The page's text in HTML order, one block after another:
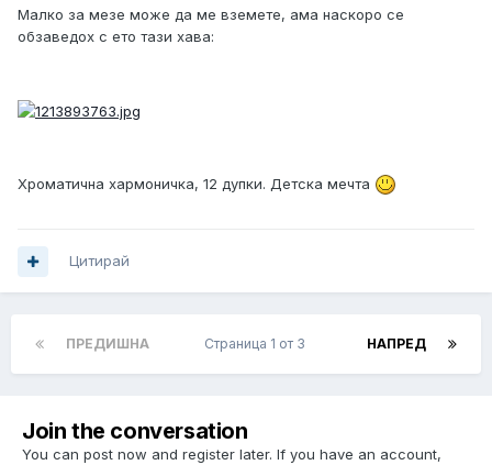
Малко за мезе може да ме вземете, ама наскоро се
обзаведох с ето тази хава:
Хроматична хармоничка, 12 дупки. Детска мечта
Цитирай
ПРЕДИШНА НАПРЕД
Страница 1 от 3
Join the conversation
You can post now and register later. If you have an account,